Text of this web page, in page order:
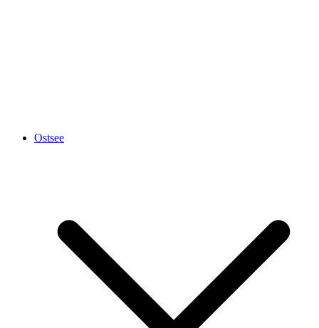
Ostsee